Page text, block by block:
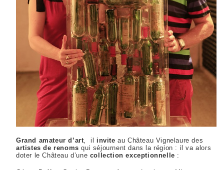
Grand amateur d’art , il invite au Château Vignelaure des
artistes de renoms qui séjournent dans la région : il va alors
doter le Château d’une collection exceptionnelle :